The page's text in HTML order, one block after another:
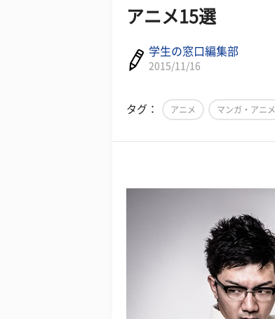
アニメ15選
学生の窓口編集部
2015/11/16
タグ： アニメ マンガ・アニメ